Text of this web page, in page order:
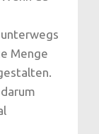
Menge